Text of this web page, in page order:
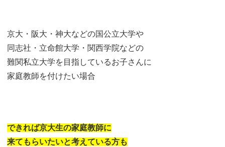
京大・阪大・神大などの国公立大学や
同志社・立命館大学・関西学院などの
難関私立大学を目指しているお子さんに
家庭教師を付けたい場合
できれば京大生の家庭教師に
来てもらいたいと考えている方も